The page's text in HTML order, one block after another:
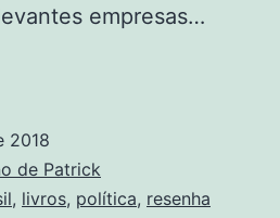
empresas…
2018
de Patrick
, livros, política, resenha